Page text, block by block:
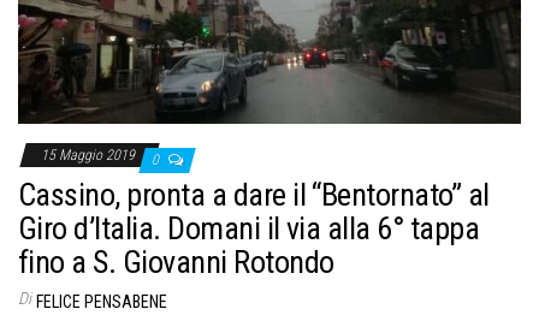
15 Maggio 2019 0
Cassino, pronta a dare il “Bentornato” al
Giro d’Italia. Domani il via alla 6° tappa
fino a S. Giovanni Rotondo
Di FELICE PENSABENE